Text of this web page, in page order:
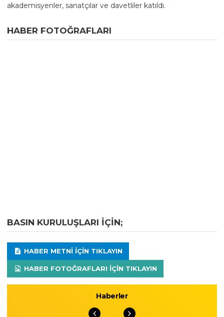
akademisyenler, sanatçılar ve davetliler katıldı.
HABER FOTOĞRAFLARI
BASIN KURULUŞLARI IÇIN;
HABER METNI IÇIN TIKLAYIN
HABER FOTOĞRAFLARI IÇIN TIKLAYIN
Haberler